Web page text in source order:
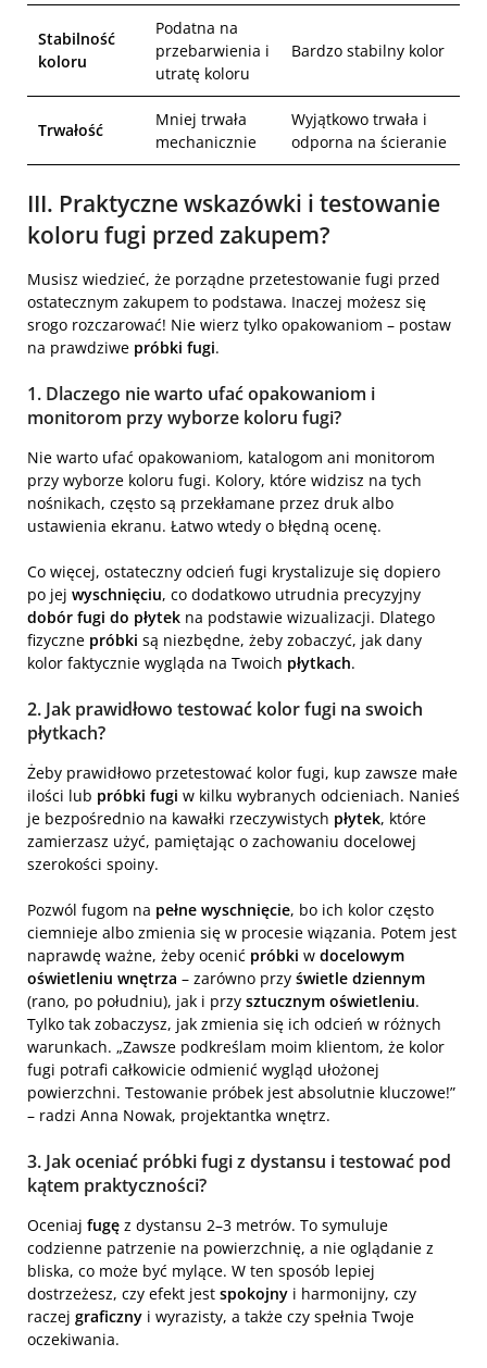
Stabilność
koloru
Podatna na
przebarwienia i
utratę koloru
Bardzo stabilny kolor
Trwałość
Mniej trwała
mechanicznie
Wyjątkowo trwała i
odporna na ścieranie
III. Praktyczne wskazówki i testowanie
koloru fugi przed zakupem?
Musisz wiedzieć, że porządne przetestowanie fugi przed
ostatecznym zakupem to podstawa. Inaczej możesz się
srogo rozczarować! Nie wierz tylko opakowaniom – postaw
na prawdziwe próbki fugi.
1. Dlaczego nie warto ufać opakowaniom i
monitorom przy wyborze koloru fugi?
Nie warto ufać opakowaniom, katalogom ani monitorom
przy wyborze koloru fugi. Kolory, które widzisz na tych
nośnikach, często są przekłamane przez druk albo
ustawienia ekranu. Łatwo wtedy o błędną ocenę.
Co więcej, ostateczny odcień fugi krystalizuje się dopiero
po jej wyschnięciu, co dodatkowo utrudnia precyzyjny
dobór fugi do płytek na podstawie wizualizacji. Dlatego
fizyczne próbki są niezbędne, żeby zobaczyć, jak dany
kolor faktycznie wygląda na Twoich płytkach.
2. Jak prawidłowo testować kolor fugi na swoich
płytkach?
Żeby prawidłowo przetestować kolor fugi, kup zawsze małe
ilości lub próbki fugi w kilku wybranych odcieniach. Nanieś
je bezpośrednio na kawałki rzeczywistych płytek, które
zamierzasz użyć, pamiętając o zachowaniu docelowej
szerokości spoiny.
Pozwól fugom na pełne wyschnięcie, bo ich kolor często
ciemnieje albo zmienia się w procesie wiązania. Potem jest
naprawdę ważne, żeby ocenić próbki w docelowym
oświetleniu wnętrza – zarówno przy świetle dziennym
(rano, po południu), jak i przy sztucznym oświetleniu.
Tylko tak zobaczysz, jak zmienia się ich odcień w różnych
warunkach. „Zawsze podkreślam moim klientom, że kolor
fugi potrafi całkowicie odmienić wygląd ułożonej
powierzchni. Testowanie próbek jest absolutnie kluczowe!”
– radzi Anna Nowak, projektantka wnętrz.
3. Jak oceniać próbki fugi z dystansu i testować pod
kątem praktyczności?
Oceniaj fugę z dystansu 2–3 metrów. To symuluje
codzienne patrzenie na powierzchnię, a nie oglądanie z
bliska, co może być mylące. W ten sposób lepiej
dostrzeżesz, czy efekt jest spokojny i harmonijny, czy
raczej graficzny i wyrazisty, a także czy spełnia Twoje
oczekiwania.